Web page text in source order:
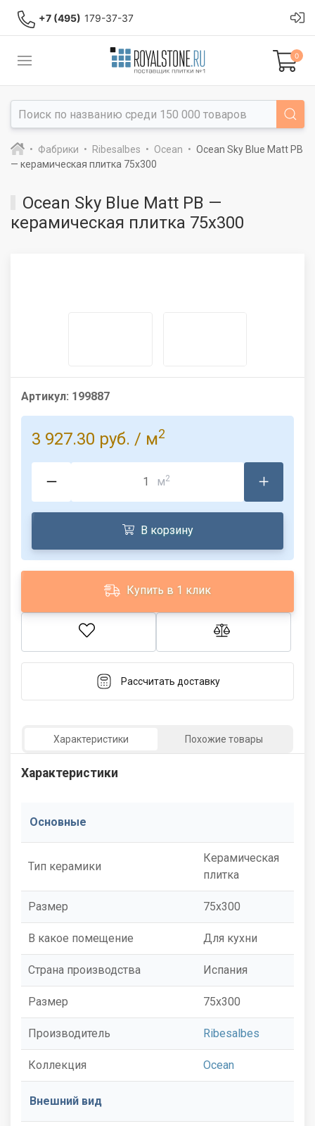
+7 (495) 179-37-37
0
Фабрики Ribesalbes Ocean
Ocean Sky Blue Matt PB
— керамическая плитка 75x300
Ocean Sky Blue Matt PB —
керамическая плитка 75x300
Артикул: 199887
3 927.30 руб. / м2
м2
В корзину
Купить в 1 клик
Рассчитать доставку
Характеристики Похожие товары
Характеристики
Основные
Тип керамики
Керамическая
плитка
Размер 75x300
В какое помещение Для кухни
Страна производства Испания
Размер 75x300
Производитель Ribesalbes
Коллекция Ocean
Внешний вид